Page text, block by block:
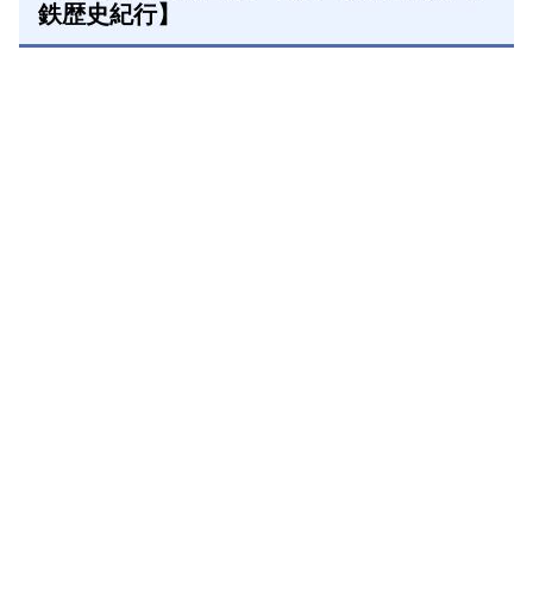
鉄歴史紀行】